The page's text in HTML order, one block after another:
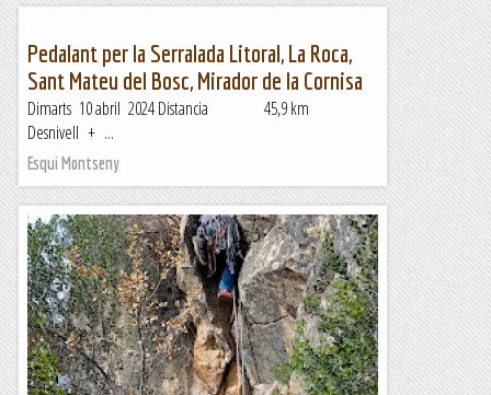
Pedalant per la Serralada Litoral, La Roca,
Sant Mateu del Bosc, Mirador de la Cornisa
Dimarts 10 abril 2024 Distancia 45,9 km
Desnivell + ...
Esqui Montseny